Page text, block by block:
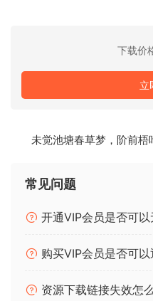
下载价
立
未觉池塘春草梦，阶前
常见问题
开通VIP会员是否可以
购买VIP会员是否可以
资源下载链接失效怎